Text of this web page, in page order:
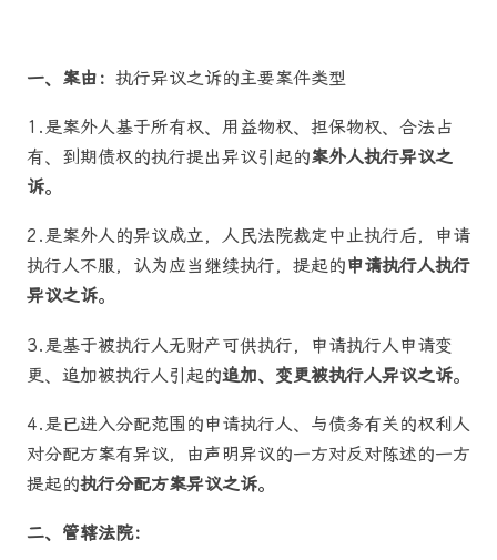
一、案由： 执行异议之诉的主要案件类型
1.是案外人基于所有权、用益物权、担保物权、合法占
有、到期债权的执行提出异议引起的案外人执行异议之
诉。
2.是案外人的异议成立，人民法院裁定中止执行后，申请
执行人不服，认为应当继续执行，提起的申请执行人执行
异议之诉。
3.是基于被执行人无财产可供执行，申请执行人申请变
更、追加被执行人引起的追加、变更被执行人异议之诉。
4.是已进入分配范围的申请执行人、与债务有关的权利人
对分配方案有异议，由声明异议的一方对反对陈述的一方
提起的执行分配方案异议之诉。
二、管辖法院：